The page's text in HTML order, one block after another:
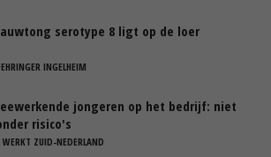
serotype 8 ligt op de loer
INGELHEIM
jongeren op het bedrijf: niet
risico's
WERKT ZUID-NEDERLAND